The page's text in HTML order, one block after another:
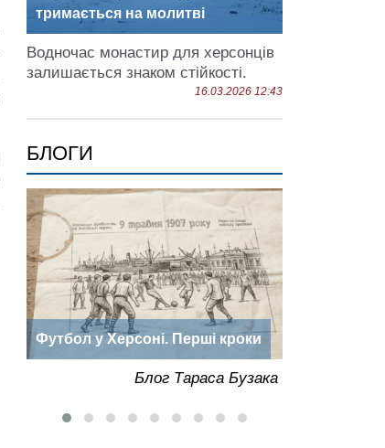
тримається на молитві
Водночас монастир для херсонців
залишається знаком стійкості.
16.03.2026 12:43
БЛОГИ
Дорога до Херсона: нотатки
мандрівника Васілія Зуєва
Блог Тараса Бузака